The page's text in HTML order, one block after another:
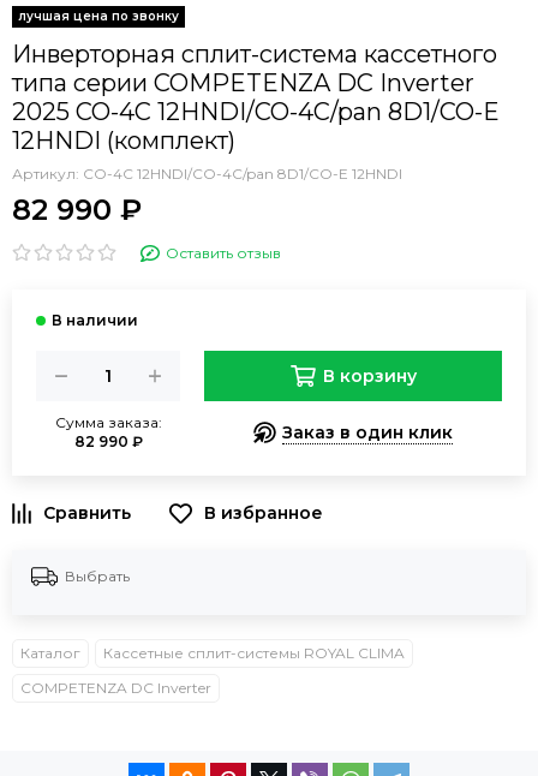
Инверторная сплит-система кассетного
типа серии COMPETENZA DC Inverter
2025 CO-4C 12HNDI/CO-4C/pan 8D1/CO-E
12HNDI (комплект)
Артикул: CO-4C 12HNDI/CO-4C/pan 8D1/CO-E 12HNDI
82 990 ₽
Оставить отзыв
Сумма заказа:
82 990 ₽
В корзину
Заказ в один клик
В избранное
Выбрать
Каталог
Кассетные сплит-системы ROYAL CLIMA
COMPETENZA DC Inverter